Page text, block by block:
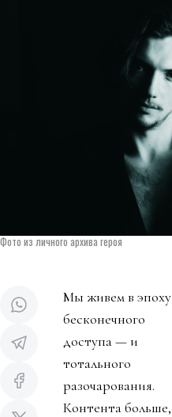
Фото из личного архива героя
Мы живем в эпоху
бесконечного
доступа — и
тотального
разочарования.
Контента больше,